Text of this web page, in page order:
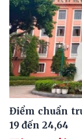
Điểm chuẩn
19 đến 24,64